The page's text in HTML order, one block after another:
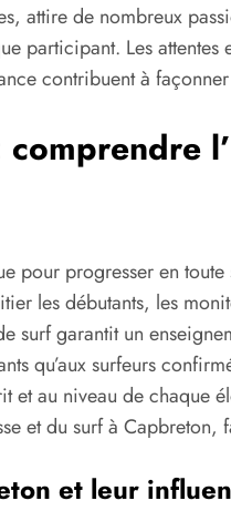
attire de nombreux
participant. Les
contribuent à
pour progresser en
les débutants, les
surf garantit un
qu’aux surfeurs
au niveau de chaque
et du surf à Capbreton,
et leur